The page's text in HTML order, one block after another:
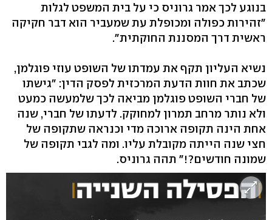
בנוגע לכך אמר גרוניס כי על בית המשפט לגלות
"זהירות כפולה ומכופלת עת שמעביר הוא דבר חקיקה
ראשית דרך המסננת החוקתית".
נשיא העליון תקף את עמדתו של השופט עוזי פוגלמן,
שכתב את חוות הדעת המרכזית לפסק הדין: "גישתו
של חברי השופט פוגלמן מביאה לכך שלמעשה כמעט
ולא נותר מרחב תמרון למחוקק. לדעתו של חברי, שנה
אחת הינה תקופה ארוכה מדי וכנראה שתקופה של
חצי שנה הייתה מקובלת עליו. ומה לגבי תקופה של
שמונה חודשים?!" תהה גרוניס.